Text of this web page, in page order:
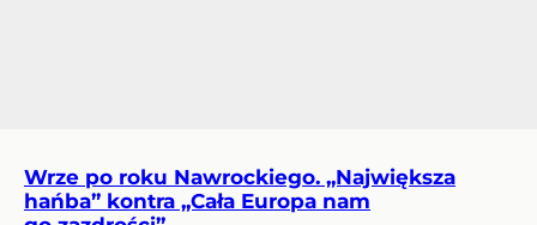
Wrze po roku Nawrockiego. „Największa
hańba” kontra „Cała Europa nam